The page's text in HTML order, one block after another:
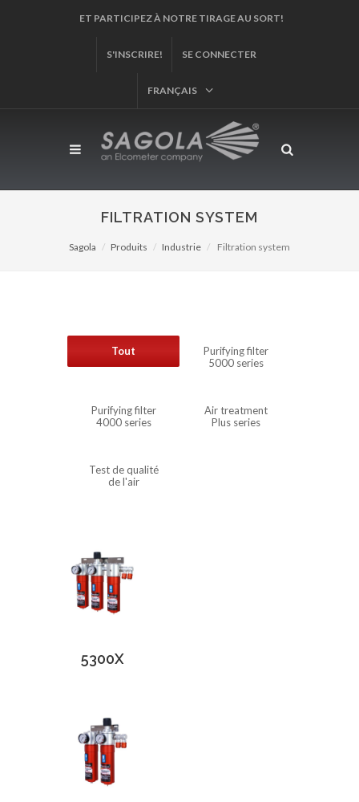
ENREGISTREZ VOTRE PRODUIT!
S'INSCRIRE! SE CONNECTER
FRANÇAIS
FILTRATION SYSTEM
Sagola Produits Industrie Filtration system
Tout
Purifying filter
5000 series
Purifying filter
4000 series
Air treatment
Plus series
Test de qualité
de l'air
5300X